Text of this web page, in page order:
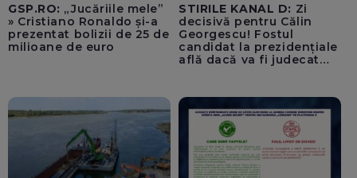
GSP.RO: „Jucăriile mele”
» Cristiano Ronaldo și-a
prezentat bolizii de 25 de
milioane de euro
STIRILE KANAL D: Zi
decisivă pentru Călin
Georgescu! Fostul
candidat la prezidențiale
află dacă va fi judecat